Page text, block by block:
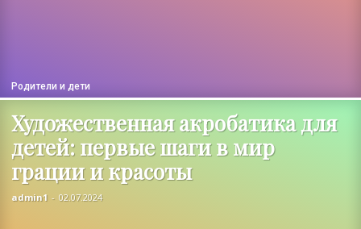
Родители и дети
Художественная акробатика для
детей: первые шаги в мир
грации и красоты
admin1 - 02.07.2024